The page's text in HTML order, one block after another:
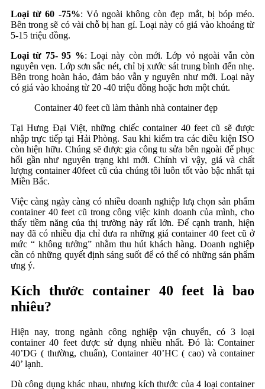
Loại từ 60 -75%: Vỏ ngoài không còn đẹp mắt, bị bóp méo.
Bên trong sẽ có vài chỗ bị han gỉ. Loại này có giá vào khoảng từ
5-15 triệu đồng.
Loại từ 75- 95 %: Loại này còn mới. Lớp vỏ ngoài vẫn còn
nguyên vẹn. Lớp sơn sắc nét, chỉ bị xước sát trung bình đến nhẹ.
Bên trong hoàn hảo, đảm bảo vẫn y nguyên như mới. Loại này
có giá vào khoảng từ 20 -40 triệu đồng hoặc hơn một chút.
Container 40 feet cũ làm thành nhà container đẹp
Tại Hưng Đại Việt, những chiếc container 40 feet cũ sẽ được
nhập trực tiếp tại Hải Phòng. Sau khi kiểm tra các điều kiện ISO
còn hiện hữu. Chúng sẽ được gia công tu sửa bên ngoài để phục
hổi gần như nguyên trạng khi mới. Chính vì vậy, giá và chất
lượng container 40feet cũ của chúng tôi luôn tốt vào bậc nhất tại
Miền Bắc.
Việc càng ngày càng có nhiều doanh nghiệp lưạ chọn sản phẩm
container 40 feet cũ trong công việc kinh doanh của mình, cho
thấy tiềm năng của thị trường này rất lớn. Để cạnh tranh, hiện
nay đã có nhiều địa chỉ đưa ra những giá container 40 feet cũ ở
mức “ không tưởng” nhằm thu hút khách hàng. Doanh nghiệp
cần có những quyết định sáng suốt để có thể có những sản phẩm
ưng ý.
Kích thước container 40 feet là bao
nhiêu?
Hiện nay, trong ngành công nghiệp vận chuyển, có 3 loại
container 40 feet được sử dụng nhiều nhất. Đó là: Container
40’DG ( thường, chuẩn), Container 40’HC ( cao) và container
40’ lạnh.
Dù công dụng khác nhau, nhưng kích thước của 4 loại container